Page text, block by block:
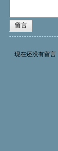
留言
现在还没有留言